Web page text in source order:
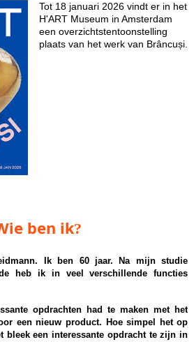
Tot 18 januari 2026 vindt er in het
H'ART Museum in Amsterdam
een overzichtstentoonstelling
plaats van het werk van Brâncuși.
ben ik?
Ik ben 60 jaar. Na mijn studie
heb ik in veel verschillende functies
opdrachten had te maken met het
een nieuw product. Hoe simpel het op
bleek een interessante opdracht te zijn in